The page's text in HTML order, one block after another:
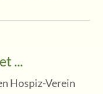
...
Hospiz-Verein